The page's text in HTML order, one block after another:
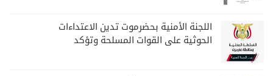
اللجنة الأمنية بحضرموت تدين الاعتداءات
الحوثية على القوات المسلحة وتؤكد